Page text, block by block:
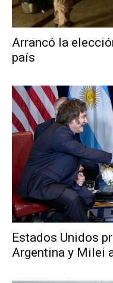
Arrancó la
país
Estados Unidos
Argentina y Milei